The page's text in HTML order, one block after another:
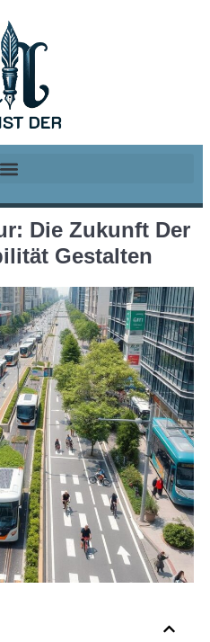
Die Zukunft Der
Gestalten